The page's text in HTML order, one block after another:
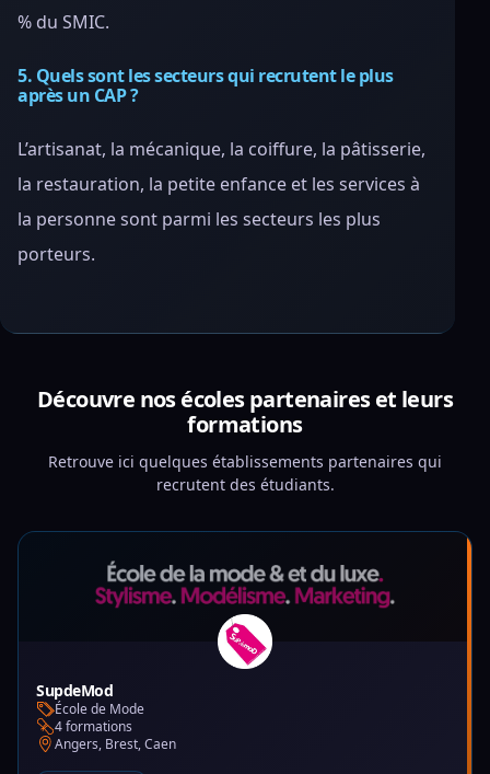
% du SMIC.
5. Quels sont les secteurs qui recrutent le plus
après un CAP ?
L’artisanat, la mécanique, la coiffure, la pâtisserie,
la restauration, la petite enfance et les services à
la personne sont parmi les secteurs les plus
porteurs.
Découvre nos écoles partenaires et leurs
formations
Retrouve ici quelques établissements partenaires qui
recrutent des étudiants.
SupdeMod
École de Mode
4 formations
Angers, Brest, Caen